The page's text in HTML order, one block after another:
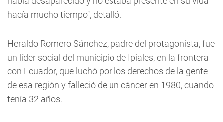
hacía mucho tiempo", detalló.
Heraldo Romero Sánchez, padre del protagonista, fue
un líder social del municipio de Ipiales, en la frontera
con Ecuador, que luchó por los derechos de la gente
de esa región y falleció de un cáncer en 1980, cuando
tenía 32 años.